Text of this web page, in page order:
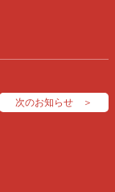
次のお知らせ ＞